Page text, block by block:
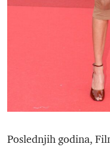
Poslednjih godina,